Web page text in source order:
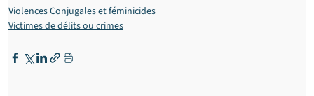
Violences Conjugales et féminicides
Victimes de délits ou crimes